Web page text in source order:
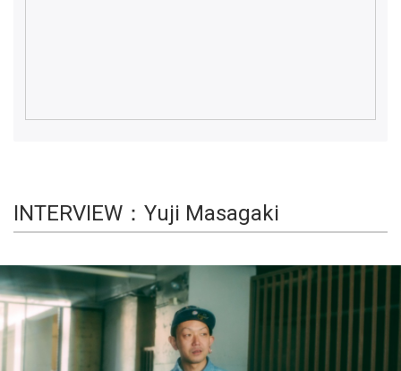
INTERVIEW：Yuji Masagaki